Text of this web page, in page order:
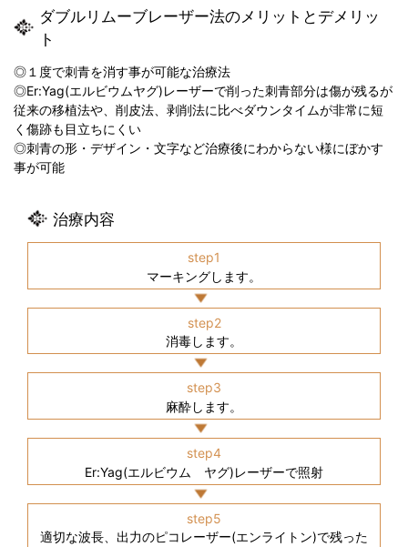
ダブルリムーブレーザー法のメリットとデメリッ
ト
◎１度で刺青を消す事が可能な治療法
◎Er:Yag(エルビウムヤグ)レーザーで削った刺青部分は傷が残るが
従来の移植法や、削皮法、剥削法に比べダウンタイムが非常に短
く傷跡も目立ちにくい
◎刺青の形・デザイン・文字など治療後にわからない様にぼかす
事が可能
治療内容
step1
マーキングします。
step2
消毒します。
step3
麻酔します。
step4
Er:Yag(エルビウム ヤグ)レーザーで照射
step5
適切な波長、出力のピコレーザー(エンライトン)で残った